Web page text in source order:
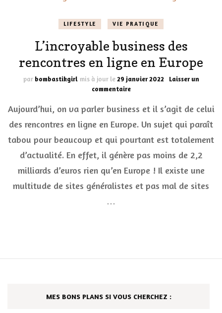
LIFESTYLE VIE PRATIQUE
L’incroyable business des
rencontres en ligne en Europe
par bombastikgirl mis à jour le29 janvier 2022
Laisser un
commentairesur
business
rencontres
en
en
Europe
Aujourd’hui, on va parler business et il s’agit de celui
des rencontres en ligne en Europe. Un sujet qui paraît
tabou pour beaucoup et qui pourtant est totalement
d’actualité. En effet, il génère pas moins de 2,2
milliards d’euros rien qu’en Europe ! Il existe une
multitude de sites généralistes et pas mal de sites
…
MES BONS PLANS SI VOUS CHERCHEZ :